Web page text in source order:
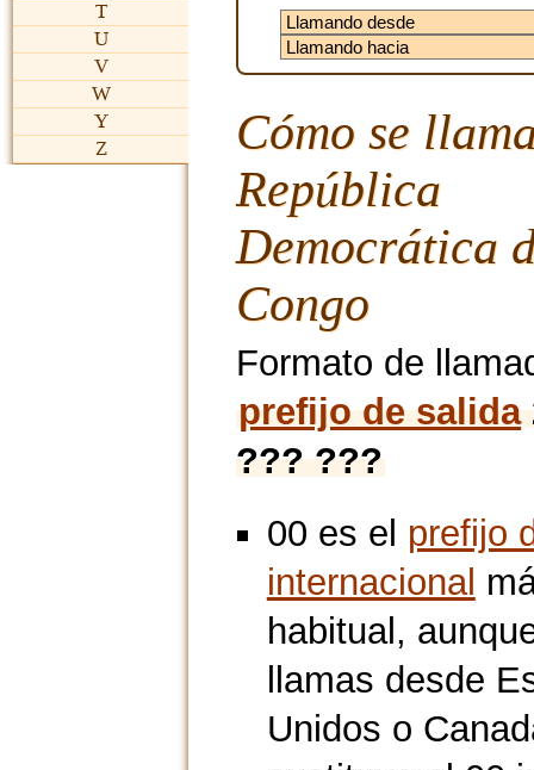
T
U
V
W
Y
Z
Cómo se
República
Democrática
Congo
Formato de
prefijo de salida
??? ???
00 es el prefijo
internacional
habitual,
llamas desde
Unidos o